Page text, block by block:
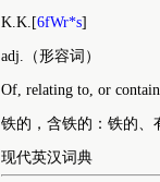
K.K.[6fWr*s]
adj.（形容词）
Of, relating to, or
铁的，含铁的：铁的、
现代英汉词典